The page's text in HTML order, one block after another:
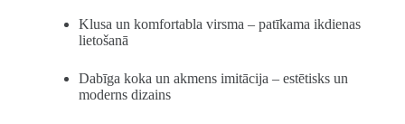
Klusa un komfortabla virsma – patīkama ikdienas
lietošanā
Dabīga koka un akmens imitācija – estētisks un
moderns dizains